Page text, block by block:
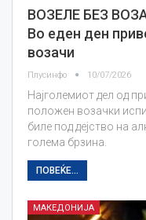
ВОЗЕЛЕ БЕЗ
Во еден ден
возачи
Плусинфо 10/07/2026
Најголемиот дел од
положен возачки
биле под дејство на
голема брзина.
ПОВЕЌЕ...
МАКЕДОНИЈА